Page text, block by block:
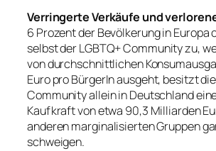
Verringerte Verkäufe und
6 Prozent der Bevölkerung in Europa
selbst der LGBTQ+ Community zu,
von durchschnittlichen
Euro pro BürgerIn ausgeht, besitzt
Community allein in Deutschland
Kaufkraft von etwa 90,3 Milliarden
anderen marginalisierten Gruppen
schweigen.